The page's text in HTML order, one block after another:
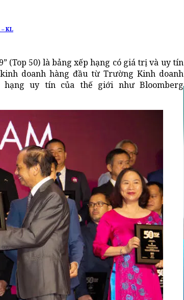
KL
(Top 50) là bảng xếp hạng có giá trị và uy tín
doanh hàng đầu từ Trường Kinh doanh
uy tín của thế giới như Bloomberg